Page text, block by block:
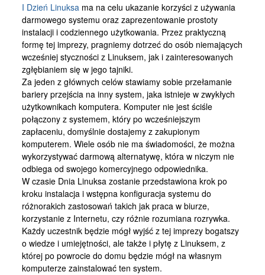
I Dzień Linuksa ma na celu ukazanie korzyści z używania
darmowego systemu oraz zaprezentowanie prostoty
instalacji i codziennego użytkowania. Przez praktyczną
formę tej imprezy, pragniemy dotrzeć do osób niemających
wcześniej styczności z Linuksem, jak i zainteresowanych
zgłębianiem się w jego tajniki.
Za jeden z głównych celów stawiamy sobie przełamanie
bariery przejścia na inny system, jaka istnieje w zwykłych
użytkownikach komputera. Komputer nie jest ściśle
połączony z systemem, który po wcześniejszym
zapłaceniu, domyślnie dostajemy z zakupionym
komputerem. Wiele osób nie ma świadomości, że można
wykorzystywać darmową alternatywę, która w niczym nie
odbiega od swojego komercyjnego odpowiednika.
W czasie Dnia Linuksa zostanie przedstawiona krok po
kroku instalacja i wstępna konfiguracja systemu do
różnorakich zastosowań takich jak praca w biurze,
korzystanie z Internetu, czy różnie rozumiana rozrywka.
Każdy uczestnik będzie mógł wyjść z tej imprezy bogatszy
o wiedze i umiejętności, ale także i płytę z Linuksem, z
której po powrocie do domu będzie mógł na własnym
komputerze zainstalować ten system.